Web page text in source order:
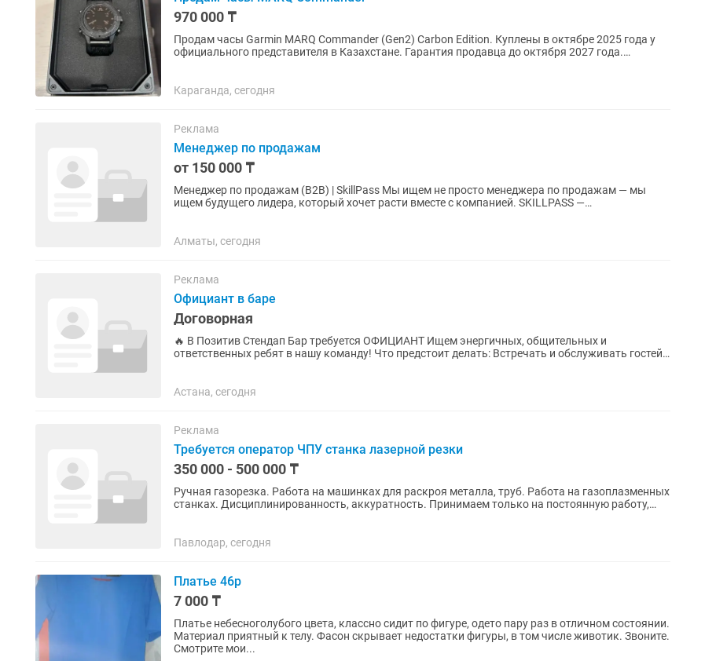
970 000 ₸
Продам часы Garmin MARQ Commander (Gen2) Carbon Edition. Куплены в октябре 2025 года у
официального представителя в Казахстане. Гарантия продавца до октября 2027 года.
Караганда, сегодня
Реклама
Менеджер по продажам
от 150 000 ₸
Менеджер по продажам (B2B) | SkillPass Мы ищем не просто менеджера по продажам — мы
ищем будущего лидера, который хочет расти вместе с компанией. SKILLPASS —
Алматы, сегодня
Реклама
Официант в баре
Договорная
🔥 В Позитив Стендап Бар требуется ОФИЦИАНТ Ищем энергичных, общительных и
ответственных ребят в нашу команду! Что предстоит делать: Встречать и обслуживать гостей
Астана, сегодня
Реклама
Требуется оператор ЧПУ станка лазерной резки
350 000 - 500 000 ₸
Ручная газорезка. Работа на машинках для раскроя металла, труб. Работа на газоплазменных
станках. Дисциплинированность, аккуратность. Принимаем только на постоянную работу,
Павлодар, сегодня
Платье 46р
7 000 ₸
Платье небесноголубого цвета, классно сидит по фигуре, одето пару раз в отличном состоянии.
Материал приятный к телу. Фасон скрывает недостатки фигуры, в том числе животик. Звоните.
Смотрите мои...